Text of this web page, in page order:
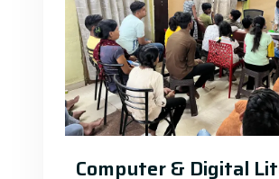
Computer & Digital